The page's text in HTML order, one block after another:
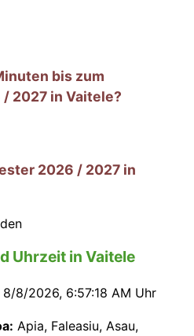
bis zum
2027 in Vaitele?
2026 / 2027 in
Uhrzeit in Vaitele
8/8/2026, 6:57:18 AM Uhr
Apia, Faleasiu, Asau,